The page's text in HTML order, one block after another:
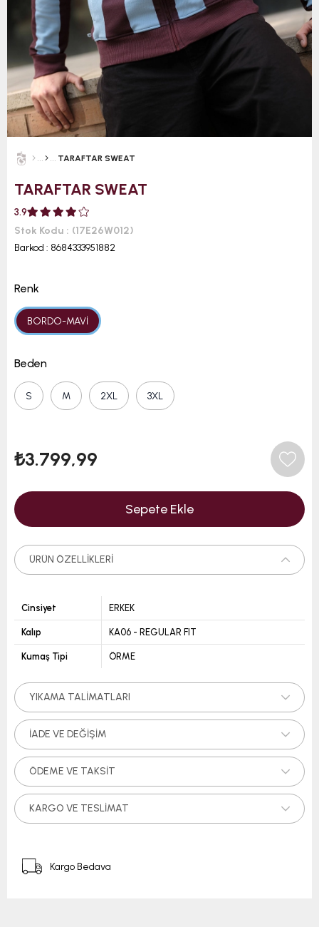
TARAFTAR SWEAT
TARAFTAR SWEAT
3.9
Stok Kodu
(17E26W012)
Barkod : 8684333951882
Renk
BORDO-MAVİ
Beden
S M 2XL 3XL
₺3.799,99
ÜRÜN ÖZELLIKLERI
Cinsiyet ERKEK
Kalıp KA06 - REGULAR FIT
Kumaş Tipi ÖRME
YIKAMA TALIMATLARI
İADE VE DEĞIŞIM
ÖDEME VE TAKSIT
KARGO VE TESLIMAT
Kargo Bedava